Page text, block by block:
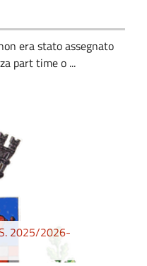
era stato assegnato
part time o ...
2025/2026-